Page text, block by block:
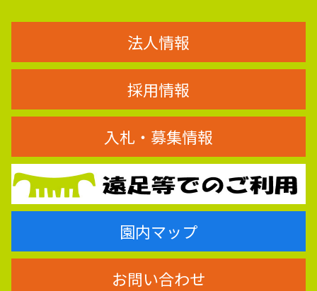
法人情報
採用情報
入札・募集情報
園内マップ
お問い合わせ